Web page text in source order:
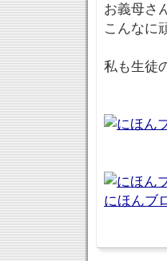
お義母さ
こんなに
私も生徒
にほんブ